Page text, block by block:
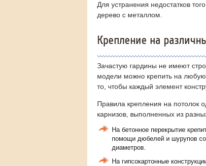
Для устранения недостатков
дерево с металлом.
Крепление на
Зачастую гардины не имеют
модели можно крепить на
то, чтобы каждый элемент
Правила крепления на потолок
карнизов, выполненных из
На бетонное перекрытие
помощи дюбелей и шурупов
диаметров.
На гипсокартонные